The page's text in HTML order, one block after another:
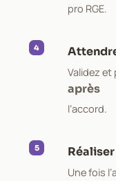
pro RGE.
Validez et
après
l’accord.
Une fois